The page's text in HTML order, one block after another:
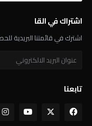
اشتراك في القا
اشترك في قائمتنا البريدية
تابعنا